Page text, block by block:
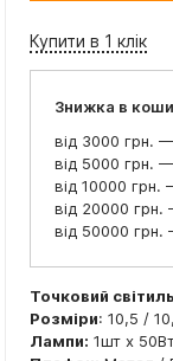
Купити в 1 клік
Знижка в
від 3000 грн.
від 5000 грн.
від 10000 грн.
від 20000 грн.
від 50000 грн.
Точковий
Розміри: 10,5 /
Лампи: 1шт x